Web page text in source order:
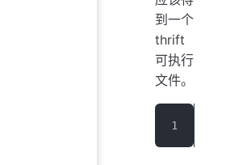
到一个
thrift
可执行
文件。